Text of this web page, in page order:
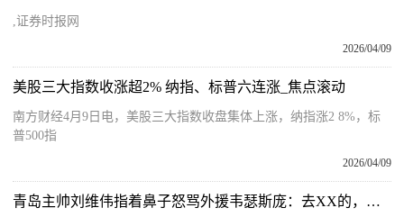
,证券时报网
2026/04/09
美股三大指数收涨超2% 纳指、标普六连涨_焦点滚动
南方财经4月9日电，美股三大指数收盘集体上涨，纳指涨2 8%，标
普500指
2026/04/09
青岛主帅刘维伟指着鼻子怒骂外援韦瑟斯庞：去XX的，干X你个BYD 要闻